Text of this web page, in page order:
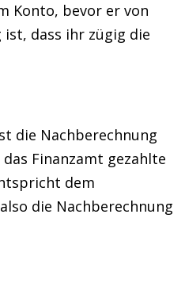
Konto, bevor er von
ist, dass ihr zügig die
die Nachberechnung
Finanzamt gezahlte
dem
die Nachberechnung